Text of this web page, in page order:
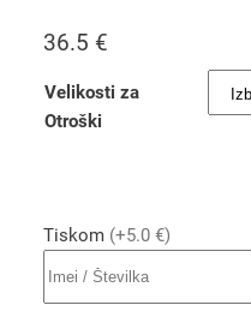
36.5 €
Velikosti za
Otroški
Tiskom (+5.0 €)